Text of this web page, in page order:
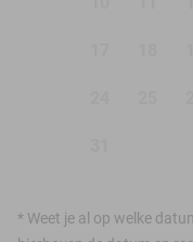
* Weet je al op welke